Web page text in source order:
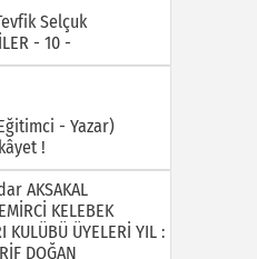
- Yazar)
!
KULÜBÜ ÜYELERİ YIL :
DOĞAN
Demirci Akıncıları
Kurulu Üyesi ( Foto